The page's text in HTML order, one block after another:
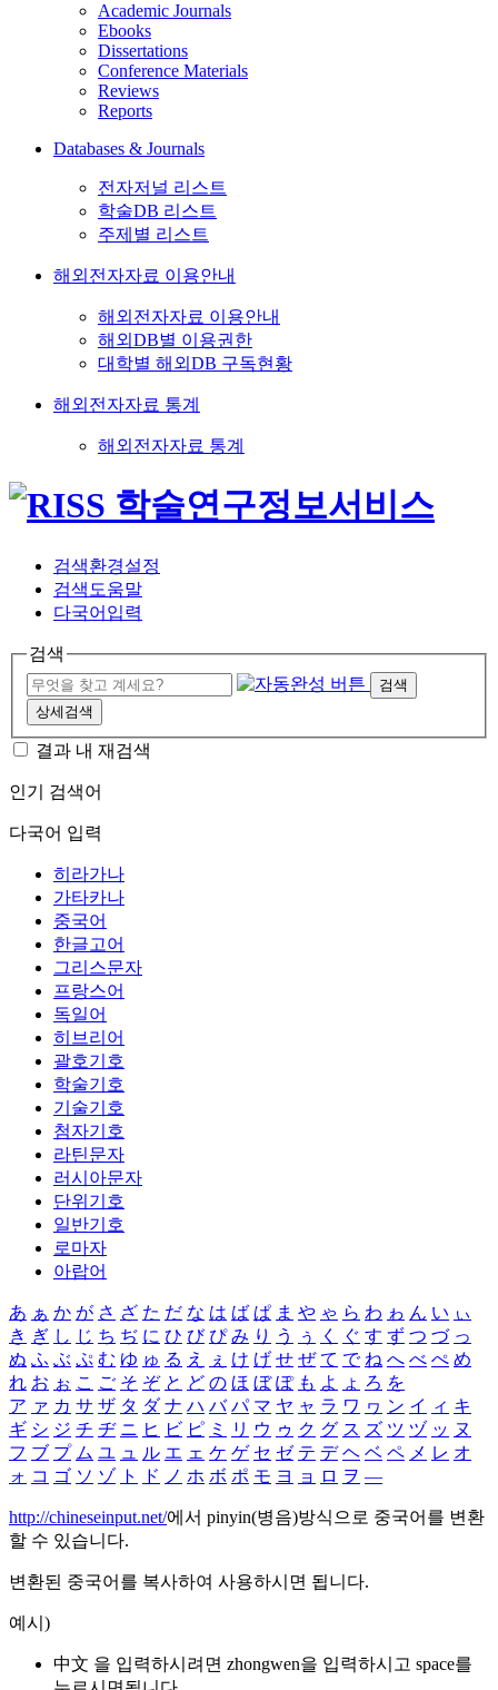
Academic Journals
Ebooks
Dissertations
Conference Materials
Reviews
Reports
Databases & Journals
전자저널 리스트
학술DB 리스트
주제별 리스트
해외전자자료 이용안내
해외전자자료 이용안내
해외DB별 이용권한
대학별 해외DB 구독현황
해외전자자료 통계
해외전자자료 통계
검색환경설정
검색도움말
다국어입력
검색
검색
상세검색
결과 내 재검색
인기 검색어
다국어 입력
히라가나
가타카나
중국어
한글고어
그리스문자
프랑스어
독일어
히브리어
괄호기호
학술기호
기술기호
첨자기호
라틴문자
러시아문자
단위기호
일반기호
로마자
아랍어
あ ぁ か が さ ざ た だ な は ば ぱ ま や ゃ ら わ ゎ ん い ぃ
き ぎ し じ ち ぢ に ひ び ぴ み り う ぅ く ぐ す ず つ づ っ
ぬ ふ ぶ ぷ む ゆ ゅ る え ぇ け げ せ ぜ て で ね へ べ ぺ め
れ お ぉ こ ご そ ぞ と ど の ほ ぼ ぽ も よ ょ ろ を
ア ァ カ サ ザ タ ダ ナ ハ バ パ マ ヤ ャ ラ ワ ヮ ン イ ィ キ
ギ シ ジ チ ヂ ニ ヒ ビ ピ ミ リ ウ ゥ ク グ ス ズ ツ ヅ ッ ヌ
フ ブ プ ム ユ ュ ル エ ェ ケ ゲ セ ゼ テ デ ヘ ベ ペ メ レ オ
ォ コ ゴ ソ ゾ ト ド ノ ホ ボ ポ モ ヨ ョ ロ ヲ ―
http://chineseinput.net/에서 pinyin(병음)방식으로 중국어를 변환
할 수 있습니다.
변환된 중국어를 복사하여 사용하시면 됩니다.
예시)
中文 을 입력하시려면 zhongwen을 입력하시고 space를